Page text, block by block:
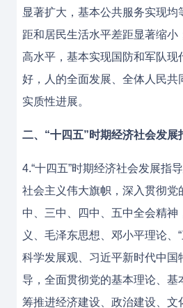
显著扩大，基本公共服务实现
距和居民生活水平差距显著缩小
高水平，基本实现国防和军队现
好，人的全面发展、全体人民共
实质性进展。
二、“十四五”时期经济社会发展
4.“十四五”时期经济社会发展指
社会主义伟大旗帜，深入贯彻党
中、三中、四中、五中全会精神
义、毛泽东思想、邓小平理论、“
科学发展观、习近平新时代中国
导，全面贯彻党的基本理论、基
筹推进经济建设、政治建设、文